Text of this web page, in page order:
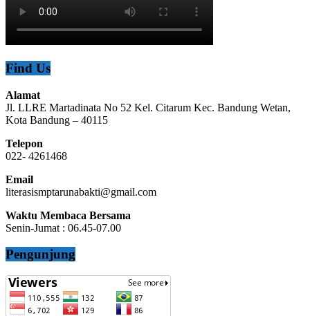
Find Us
Alamat
Jl. LLRE Martadinata No 52 Kel. Citarum Kec. Bandung Wetan,
Kota Bandung – 40115
Telepon
022- 4261468
Email
literasismptarunabakti@gmail.com
Waktu Membaca Bersama
Senin-Jumat : 06.45-07.00
Pengunjung